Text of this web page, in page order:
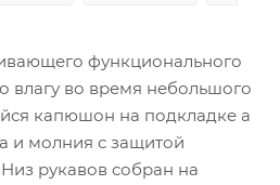
функционального
влагу во время небольшого
капюшон на подкладке а
и молния с защитой
рукавов собран на